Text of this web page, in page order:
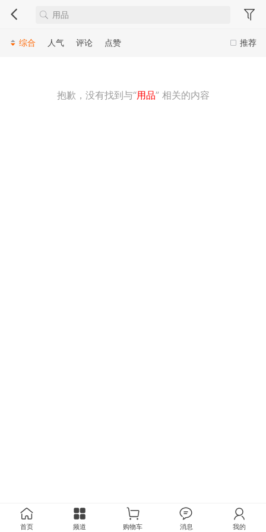
推荐
综合 人气 评论 点赞
抱歉，没有找到与“用品” 相关的内容
首页 频道 购物车 消息 我的